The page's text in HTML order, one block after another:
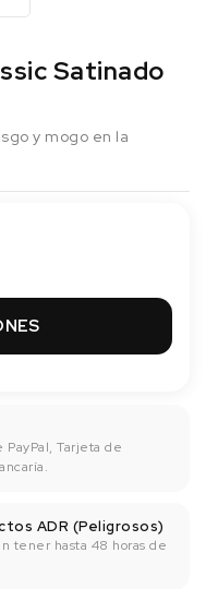
Satinado
y mogo en la
Tarjeta de
ADR (Peligrosos)
tener hasta 48 horas de